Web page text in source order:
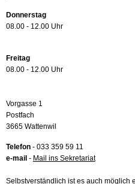
Donnerstag
08.00 - 12.00 Uhr
Freitag
08.00 - 12.00 Uhr
Vorgasse 1
Postfach
3665 Wattenwil
Telefon - 033 359 59 11
e-mail - Mail ins Sekretariat
Selbstverständlich ist es auch möglich